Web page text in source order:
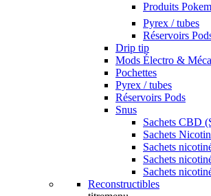
Produits
Pyrex / tubes
Réservoirs
Drip tip
Mods Électro &
Pochettes
Pyrex / tubes
Réservoirs Pods
Snus
Sachets CBD
Sachets
Sachets
Sachets
Sachets
Reconstructibles